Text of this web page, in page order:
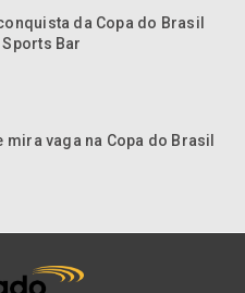
da Copa do Brasil
Bar
vaga na Copa do Brasil